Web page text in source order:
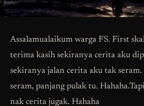
Assalamualaikum warga FS. First
terima kasih sekiranya cerita aku
sekiranya jalan cerita aku tak seram.
seram, panjang pulak tu.
nak cerita jugak. Hahaha